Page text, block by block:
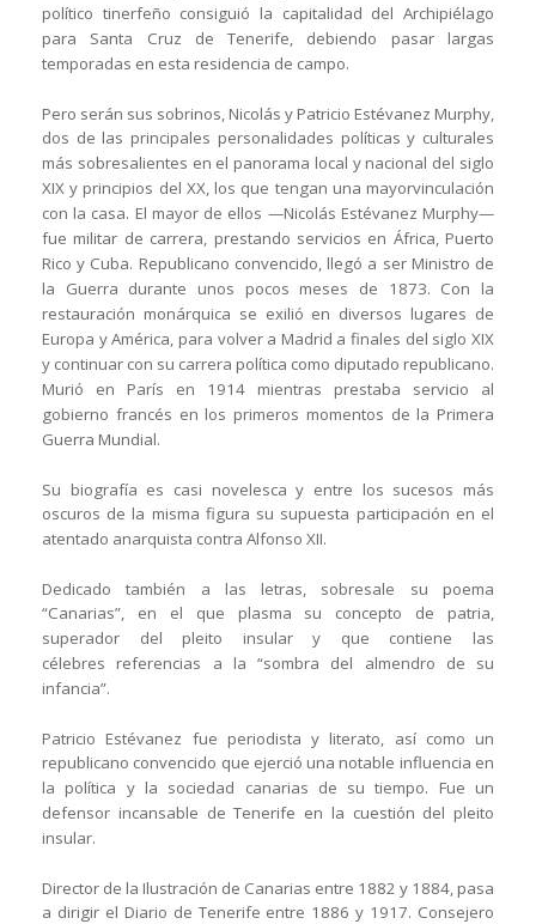
político tinerfeño consiguió la capitalidad del Archipiélago
para Santa Cruz de Tenerife, debiendo pasar largas
temporadas en esta residencia de campo.
Pero serán sus sobrinos, Nicolás y Patricio Estévanez Murphy,
dos de las principales personalidades políticas y culturales
más sobresalientes en el panorama local y nacional del siglo
XIX y principios del XX, los que tengan una mayorvinculación
con la casa. El mayor de ellos —Nicolás Estévanez Murphy—
fue militar de carrera, prestando servicios en África, Puerto
Rico y Cuba. Republicano convencido, llegó a ser Ministro de
la Guerra durante unos pocos meses de 1873. Con la
restauración monárquica se exilió en diversos lugares de
Europa y América, para volver a Madrid a finales del siglo XIX
y continuar con su carrera política como diputado republicano.
Murió en París en 1914 mientras prestaba servicio al
gobierno francés en los primeros momentos de la Primera
Guerra Mundial.
Su biografía es casi novelesca y entre los sucesos más
oscuros de la misma figura su supuesta participación en el
atentado anarquista contra Alfonso XII.
Dedicado también a las letras, sobresale su poema
“Canarias”, en el que plasma su concepto de patria,
superador del pleito insular y que contiene las
célebres referencias a la “sombra del almendro de su
infancia”.
Patricio Estévanez fue periodista y literato, así como un
republicano convencido que ejerció una notable influencia en
la política y la sociedad canarias de su tiempo. Fue un
defensor incansable de Tenerife en la cuestión del pleito
insular.
Director de la Ilustración de Canarias entre 1882 y 1884, pasa
a dirigir el Diario de Tenerife entre 1886 y 1917. Consejero